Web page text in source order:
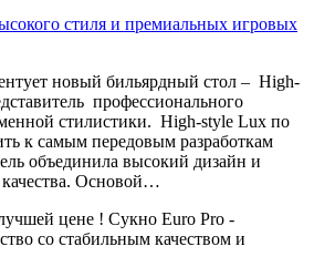
стиля и премиальных игровых
новый бильярдный стол – High-
профессионального
стилистики. High-style Lux по
к самым передовым разработкам
объединила высокий дизайн и
Основой…